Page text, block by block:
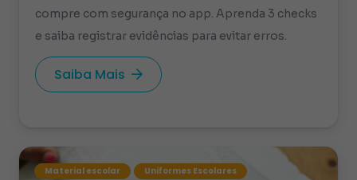
compre com segurança no app. Aprenda 3 checks
e saiba registrar evidências para evitar erros.
Saiba Mais
Material escolar Uniformes Escolares